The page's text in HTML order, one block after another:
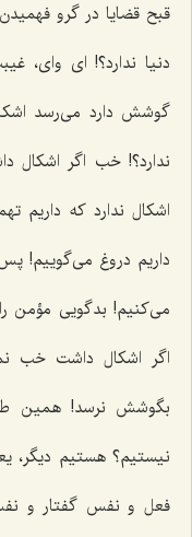
قبح قضایا در گرو
دنیا ندارد؟! ای وای،
گوشش دارد می‌رسد
ندارد؟! خب اگر
اشکال ندارد که‌ داریم
داریم دروغ می‌گوییم!
می‌کنیم! بدگویی مؤمن
اگر اشکال داشت خب
بگوشش نرسد! همین
نیستیم؟ هستیم دیگر،
فعل و نفس گفتار و نفس